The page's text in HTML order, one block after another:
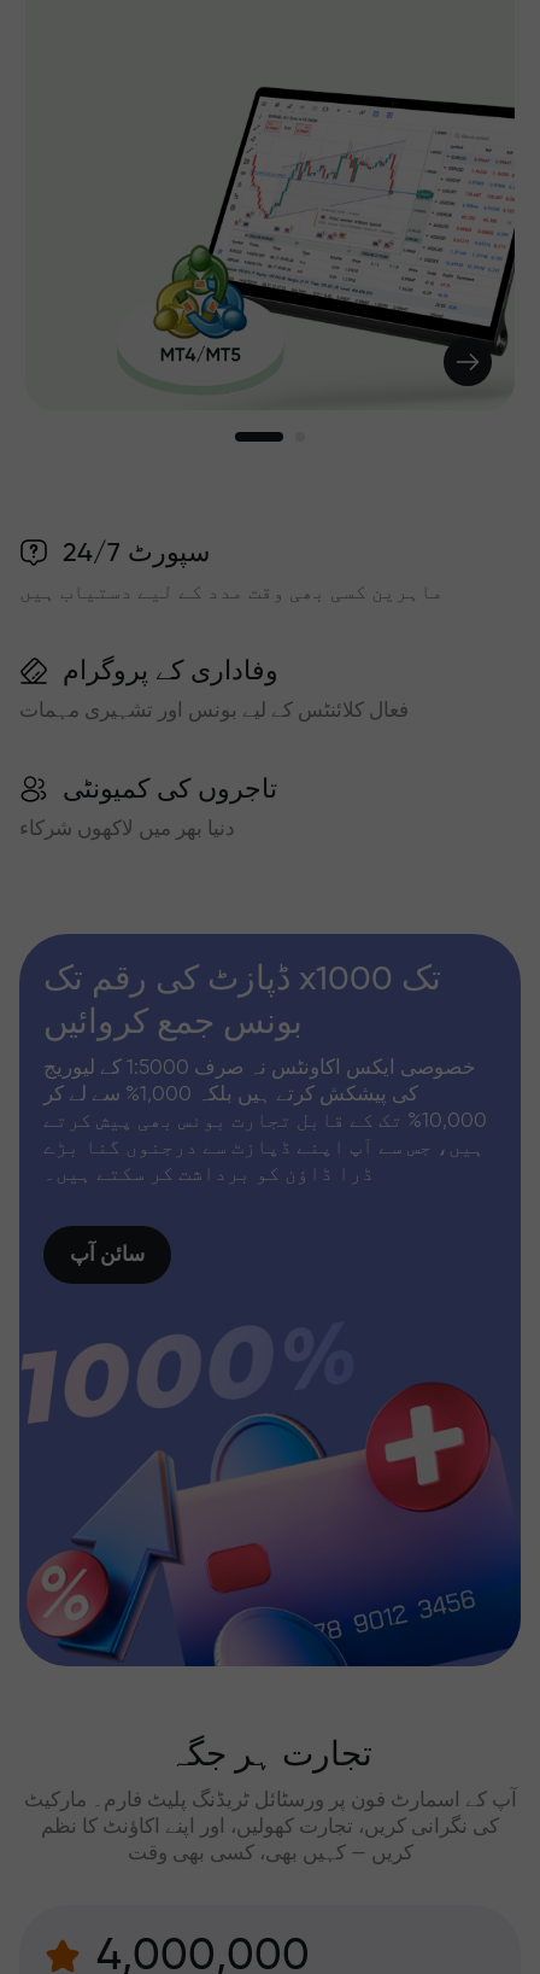
سپورٹ 24/7
ماہرین کسی بھی وقت مدد کے لیے دستیاب ہیں
وفاداری کے پروگرام
فعال کلائنٹس کے لیے بونس اور تشہیری مہمات
تاجروں کی کمیونٹی
دنیا بھر میں لاکھوں شرکاء
ڈپازٹ کی رقم تک x1000 تک
بونس جمع کروائیں
خصوصی ایکس اکاونٹس نہ صرف 1:5000 کے لیوریج
کی پیشکش کرتے ہیں بلکہ 1,000% سے لے کر
10,000% تک کے قابل تجارت بونس بھی پیش کرتے
ہیں، جس سے آپ اپنے ڈپازٹ سے درجنوں گنا بڑے
ڈرا ڈاؤن کو برداشت کر سکتے ہیں۔
سائن آپ
تجارت ہر جگہ
آپ کے اسمارٹ فون پر ورسٹائل ٹریڈنگ پلیٹ فارم۔ مارکیٹ
کی نگرانی کریں، تجارت کھولیں، اور اپنے اکاؤنٹ کا نظم
کریں — کہیں بھی، کسی بھی وقت
4,000,000